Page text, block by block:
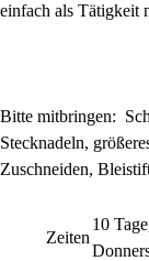
einfach als Tätigkeit
Bitte mitbringen:
Stecknadeln,
Zuschneiden,
Zeiten
10